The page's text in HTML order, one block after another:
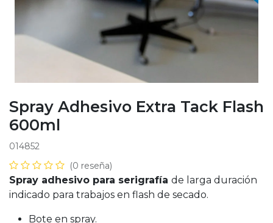
Spray Adhesivo Extra Tack Flash
600ml
014852
(0 reseña)
Spray adhesivo para serigrafía de larga duración
indicado para trabajos en flash de secado.
Bote en spray.